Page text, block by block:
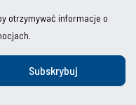
otrzymywać informacje o
Subskrybuj